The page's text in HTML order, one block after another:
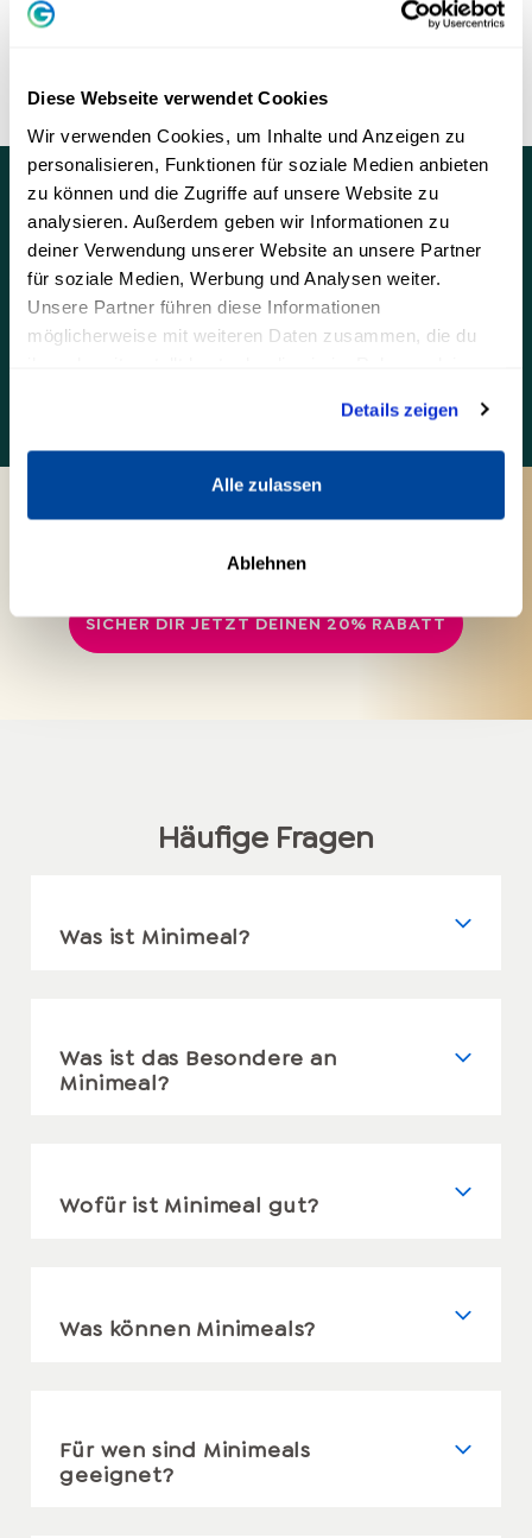
Diese Webseite verwendet Cookies
Wir verwenden Cookies, um Inhalte und Anzeigen zu
personalisieren, Funktionen für soziale Medien anbieten
zu können und die Zugriffe auf unsere Website zu
analysieren. Außerdem geben wir Informationen zu
deiner Verwendung unserer Website an unsere Partner
für soziale Medien, Werbung und Analysen weiter.
Unsere Partner führen diese Informationen
möglicherweise mit weiteren Daten zusammen, die du
Details zeigen
Alle zulassen
Ablehnen
bieten. Die Anpassung des individuellen Ernährungsstils
Fußabdrucks beitragen.
Fazit: Minimeal – ein neuer Weg zu Gesundheit
und Wohlbefinden
Minimeal ist nicht nur ein innovatives Produkt, sondern auch
ein Wegweiser zu einer gesunden Ernährung, der
persönlichen Zielerreichung und dem Umweltschutz. Es
ermöglicht eine komplette, natürliche und einfache
Minimeal – ein neuer Weg zu Gesundheit
SICHER DIR JETZT DEINEN 20% RABATT
Häufige Fragen
Was ist Minimeal?
Was ist das Besondere an
Minimeal?
Wofür ist Minimeal gut?
Was können Minimeals?
Für wen sind Minimeals
geeignet?